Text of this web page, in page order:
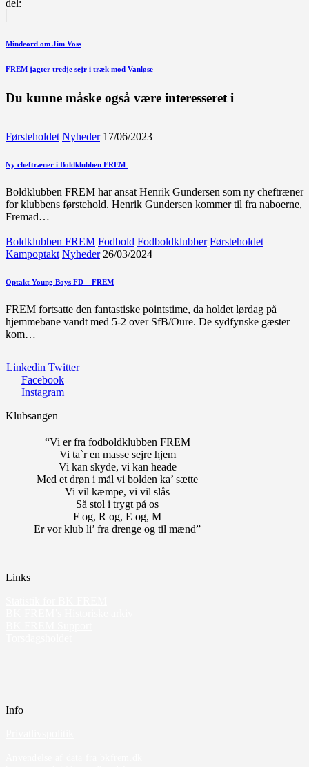
del:
Mindeord om Jim Voss
Næste
FREM jagter tredje sejr i træk mod Vanløse
Du kunne måske også være interesseret i
Førsteholdet Nyheder 17/06/2023
Ny cheftræner i Boldklubben FREM
Boldklubben FREM har ansat Henrik Gundersen som ny cheftræner
for klubbens førstehold. Henrik Gundersen kommer til fra naboerne,
Fremad…
Boldklubben FREM Fodbold Fodboldklubber Førsteholdet
Kampoptakt Nyheder 26/03/2024
Optakt Young Boys FD – FREM
FREM fortsatte den fantastiske pointstime, da holdet lørdag på
hjemmebane vandt med 5-2 over SfB/Oure. De sydfynske gæster
kom…
Linkedin Twitter
Facebook
Instagram
Klubsangen
“Vi er fra fodboldklubben FREM
Vi ta`r en masse sejre hjem
Vi kan skyde, vi kan heade
Med et drøn i mål vi bolden ka’ sætte
Vi vil kæmpe, vi vil slås
Så stol i trygt på os
F og, R og, E og, M
Er vor klub li’ fra drenge og til mænd”
Links
Info